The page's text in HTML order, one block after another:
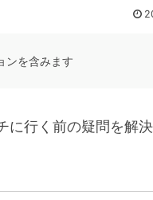
ンを含みます
行く前の疑問を解